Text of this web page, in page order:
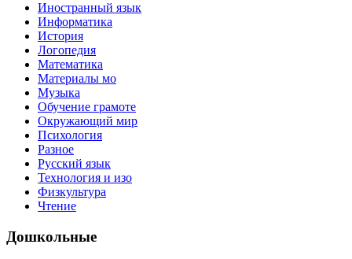
Иностранный язык
Информатика
История
Логопедия
Математика
Материалы мо
Музыка
Обучение грамоте
Окружающий мир
Психология
Разное
Русский язык
Технология и изо
Физкультура
Чтение
Дошкольные